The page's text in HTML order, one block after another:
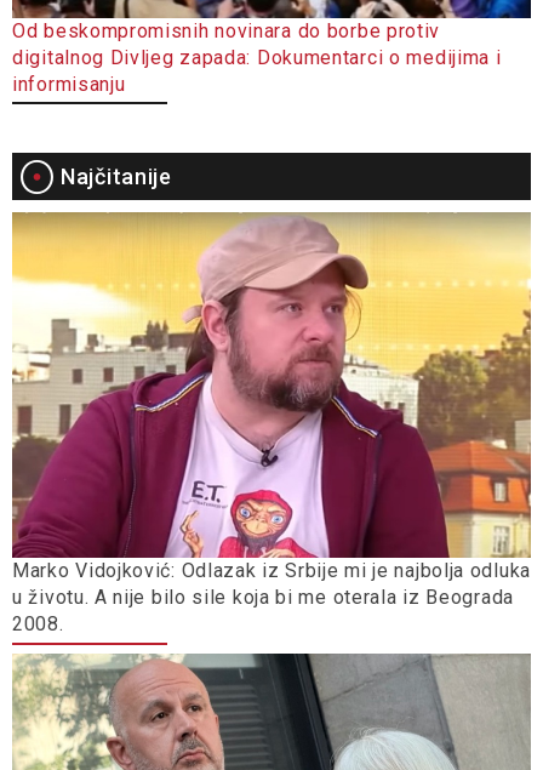
Od beskompromisnih novinara do borbe protiv
digitalnog Divljeg zapada: Dokumentarci o medijima i
informisanju
Najčitanije
Marko Vidojković: Odlazak iz Srbije mi je najbolja odluka
u životu. A nije bilo sile koja bi me oterala iz Beograda
2008.